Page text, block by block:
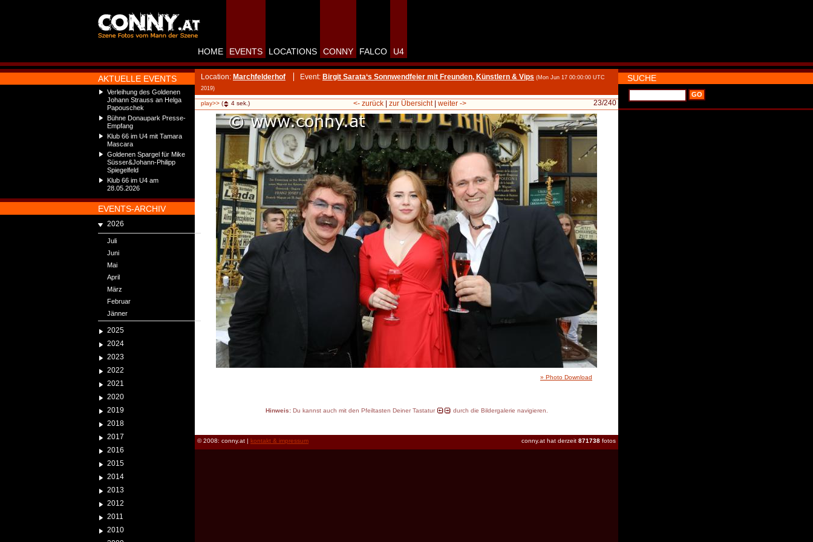
AKTUELLE EVENTS
Verleihung des Goldenen
Johann Strauss an Helga
Papouschek
Bühne Donaupark Presse-
Empfang
Klub 66 im U4 mit Tamara
Mascara
Goldenen Spargel für Mike
Süsser&Johann-Philipp
Spiegelfeld
Klub 66 im U4 am
28.05.2026
EVENTS-ARCHIV
2026
Juli
Juni
Mai
April
März
Februar
Jänner
2025
2024
2023
2022
2021
2020
2019
2018
2017
2016
2015
2014
2013
2012
2011
2010
HOME EVENTS LOCATIONS CONNY FALCO U4
Location: Marchfelderhof Event: Birgit Sarata‘s Sonnwendfeier mit Freunden, Künstlern & Vips (Mon Jun 17 00:00:00 UTC
2019)
play>> ( 4 sek.) 23/240
<- zurück| zur Übersicht| weiter ->
» Photo Download
Hinweis:Du kannst auch mit den Pfeiltasten Deiner Tastatur durch die Bildergalerie navigieren.
conny.at hat derzeit 871738 fotos
© 2008: conny.at | kontakt & impressum
SUCHE